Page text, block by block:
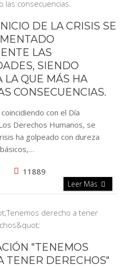
DE LA CRISIS SE
LAS
SIENDO
LA QUE MÁS HA
CONSECUENCIAS.
con el Día
Derechos Humanos, se
ha golpeado con dureza
11889
Leer Más
"TENEMOS
TENER DERECHOS"